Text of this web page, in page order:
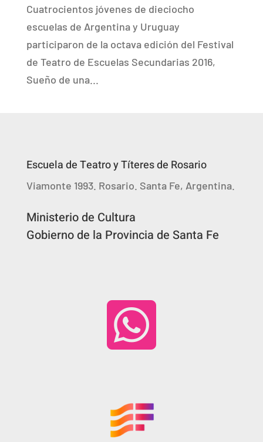
Cuatrocientos jóvenes de dieciocho
escuelas de Argentina y Uruguay
participaron de la octava edición del Festival
de Teatro de Escuelas Secundarias 2016,
Sueño de una...
Escuela de Teatro y Títeres de Rosario
Viamonte 1993. Rosario. Santa Fe, Argentina.
Ministerio de Cultura
Gobierno de la Provincia de Santa Fe
